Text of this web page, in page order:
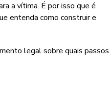
a vítima. É por isso que é
entenda como construir e
legal sobre quais passos